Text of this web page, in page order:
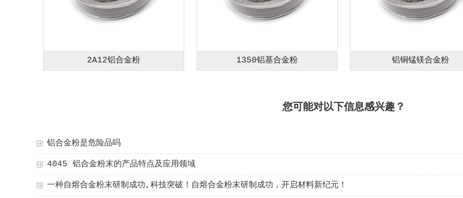
2A12铝合金粉 1350铝基合金粉 铝铜锰镁合金粉
您可能对以下信息感兴趣？
铝合金粉是危险品吗
4045 铝合金粉末的产品特点及应用领域
一种自熔合金粉末研制成功,科技突破！自熔合金粉末研制成功，开启材料新纪元！